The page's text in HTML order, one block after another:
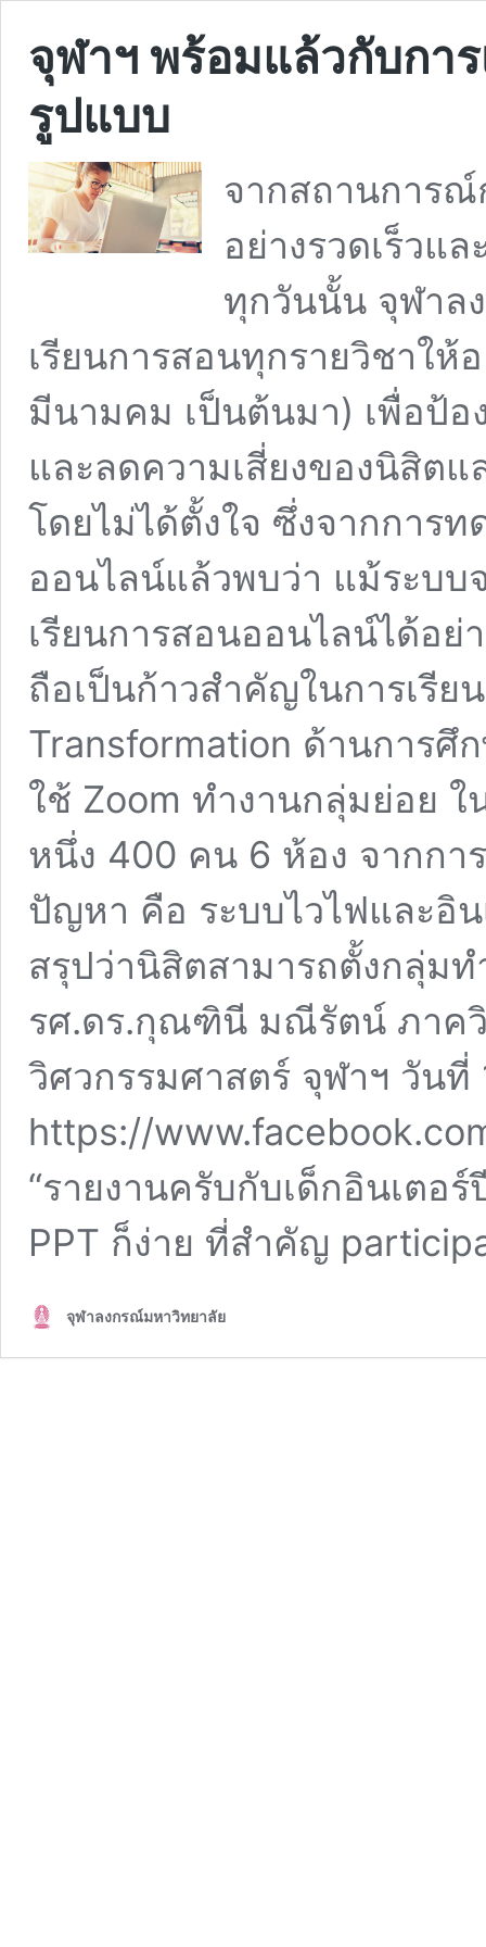
จุฬาฯ พร้อมแล้วกับกา
รูปแบบ
จากสถานการณ์
อย่างรวดเร็วแ
ทุกวันนั้น จุฬาล
เรียนการสอนทุกรายวิชาใ
มีนามคม เป็นต้นมา) เพื่อป้อ
และลดความเสี่ยงของนิสิต
โดยไม่ได้ตั้งใจ ซึ่งจากการ
ออนไลน์แล้วพบว่า แม้ระบบ
เรียนการสอนออนไลน์ได้อ
ถือเป็นก้าวสำคัญในการเรีย
Transformation ด้านการศึ
ใช้ Zoom ทำงานกลุ่มย่อย
หนึ่ง 400 คน 6 ห้อง จากก
ปัญหา คือ ระบบไวไฟและอิน
สรุปว่านิสิตสามารถตั้งกลุ่มท
รศ.ดร.กุณฑินี มณีรัตน์ ภาค
วิศวกรรมศาสตร์ จุฬาฯ วัน
https://
“รายงานครับกับเด็กอินเตอ
PPT ก็ง่าย ที่สำคัญ
จุฬาลงกรณ์มหาวิทยาลัย